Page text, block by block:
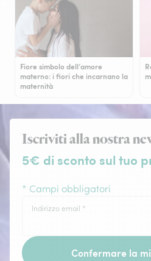
Fiore simbolo dell’amore
materno: i fiori che incarnano la
maternità
Iscriviti alla nostra
5€ di sconto sul tuo
* Campi obbligatori
Indirizzo email *
Confermare la